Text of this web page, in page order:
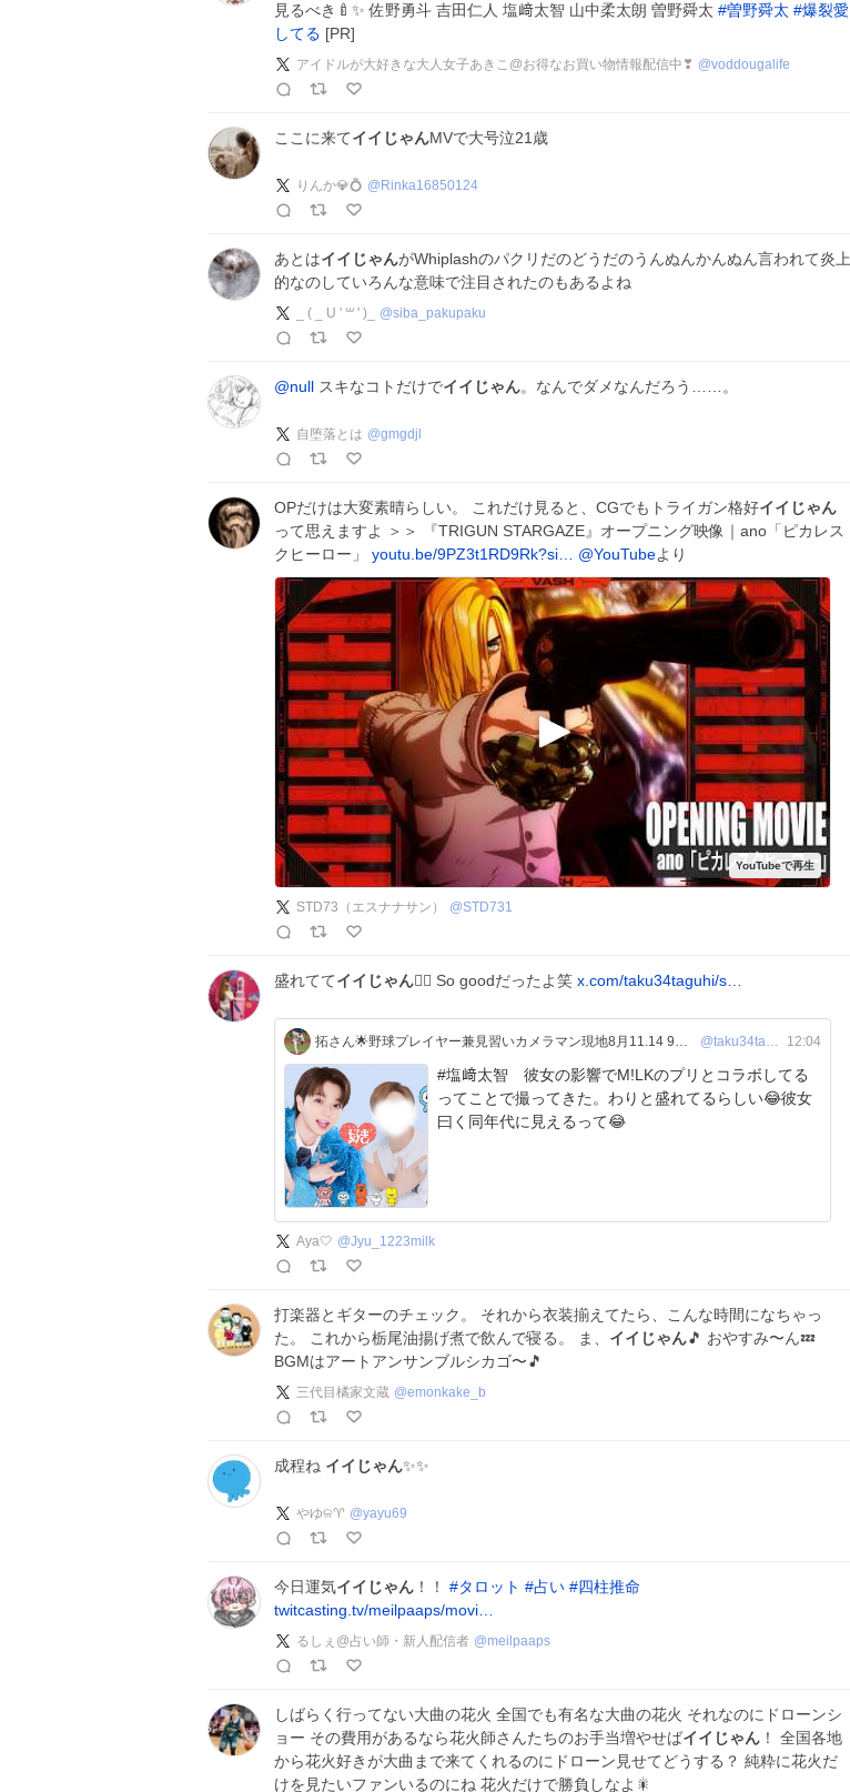
見るべき🍼✨ 佐野勇斗 吉田仁人 塩﨑太智 山中柔太朗 曽野舜太 #曽野舜太 #爆裂愛
してる [PR]
アイドルが大好きな大人女子あきこ@お得なお買い物情報配信中❣ @voddougalife
ここに来てイイじゃんMVで大号泣21歳
りんか💎💍 @ Rinka16850124
あとはイイじゃんがWhiplashのパクリだのどうだのうんぬんかんぬん言われて炎上
的なのしていろんな意味で注目されたのもあるよね
_ ( _ U ' ꒳​ ' )_ @siba_pakupaku
@null スキなコトだけでイイじゃん。なんでダメなんだろう……。
自堕落とは @gmgdjl
OPだけは大変素晴らしい。 これだけ見ると、CGでもトライガン格好イイじゃん
って思えますよ ＞＞ 『TRIGUN STARGAZE』オープニング映像｜ano「ピカレス
クヒーロー」 youtu.be/9PZ3t1RD9Rk?si… @YouTubeより
STD73（エスナナサン） @STD731
盛れててイイじゃん👍🏻 So goodだったよ笑 x.com/taku34taguhi/s…
拓さん🌟野球プレイヤー兼見習いカメラマン現地8月11.14 9月22.23 @taku34taguhi 12:04
#塩﨑太智 彼女の影響でM!LKのプリとコラボしてる
ってことで撮ってきた。わりと盛れてるらしい😂彼女
曰く同年代に見えるって😂
Aya🤍 @Jyu_1223milk
打楽器とギターのチェック。 それから衣装揃えてたら、こんな時間になちゃっ
た。 これから栃尾油揚げ煮で飲んで寝る。 ま、 イイじゃん🎵 おやすみ〜ん💤
BGMはアートアンサンブルシカゴ〜🎵
三代目橘家文蔵 @emonkake_b
成程ね イイじゃん✨️✨️
やゆଳ♈️ @yayu69
今日運気イイじゃん ！！ #タロット #占い #四柱推命
twitcasting.tv/meilpaaps/movi…
るしぇ@占い師・新人配信者 @meilpaaps
しばらく行ってない大曲の花火 全国でも有名な大曲の花火 それなのにドローンシ
ョー その費用があるなら花火師さんたちのお手当増やせばイイじゃん ！ 全国各地
から花火好きが大曲まで来てくれるのにドローン見せてどうする？ 純粋に花火だ
けを見たいファンいるのにね 花火だけで勝負しなよ🎇